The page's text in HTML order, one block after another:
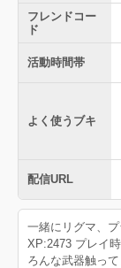
フレンドコー
ド
活動時間帯
よく使うブキ
配信URL
一緒にリグマ、
XP:2473 プレイ
ろんな武器触っ